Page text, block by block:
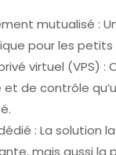
mutualisé :
pour les petits
virtuel (VPS) :
et de contrôle
: La solution
mais aussi la